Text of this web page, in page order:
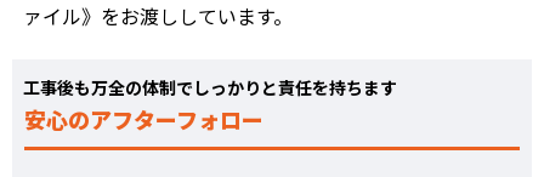
ァイル》をお渡ししています。
工事後も万全の体制でしっかりと責任を持ちます
安心のアフターフォロー